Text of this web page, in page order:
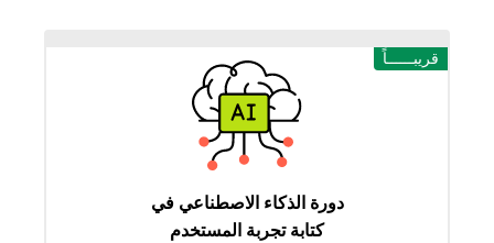
قريبــــــاً
دورة الذكاء الاصطناعي في
كتابة تجربة المستخدم